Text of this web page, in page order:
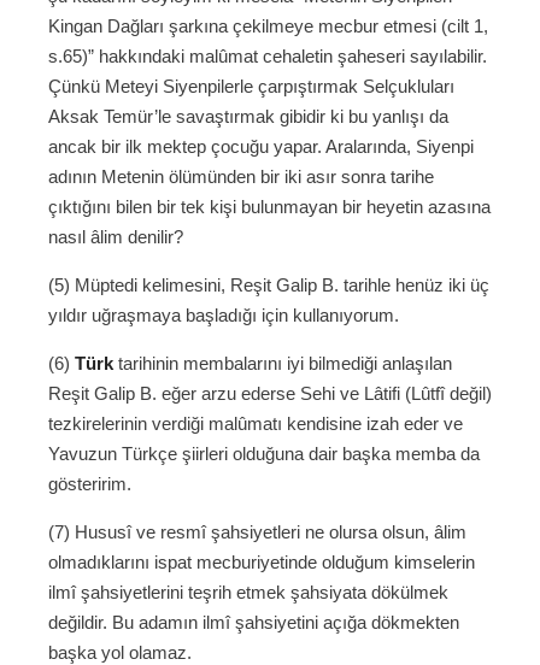
Kingan Dağları şarkına çekilmeye mecbur etmesi (cilt 1,
s.65)” hakkındaki malûmat cehaletin şaheseri sayılabilir.
Çünkü Meteyi Siyenpilerle çarpıştırmak Selçukluları
Aksak Temür’le savaştırmak gibidir ki bu yanlışı da
ancak bir ilk mektep çocuğu yapar. Aralarında, Siyenpi
adının Metenin ölümünden bir iki asır sonra tarihe
çıktığını bilen bir tek kişi bulunmayan bir heyetin azasına
nasıl âlim denilir?
(5) Müptedi kelimesini, Reşit Galip B. tarihle henüz iki üç
yıldır uğraşmaya başladığı için kullanıyorum.
(6) Türk tarihinin membalarını iyi bilmediği anlaşılan
Reşit Galip B. eğer arzu ederse Sehi ve Lâtifi (Lûtfî değil)
tezkirelerinin verdiği malûmatı kendisine izah eder ve
Yavuzun Türkçe şiirleri olduğuna dair başka memba da
gösteririm.
(7) Hususî ve resmî şahsiyetleri ne olursa olsun, âlim
olmadıklarını ispat mecburiyetinde olduğum kimselerin
ilmî şahsiyetlerini teşrih etmek şahsiyata dökülmek
değildir. Bu adamın ilmî şahsiyetini açığa dökmekten
başka yol olamaz.